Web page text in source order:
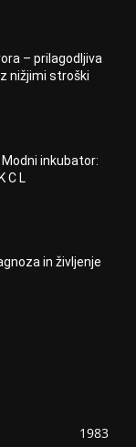
– prilagodljiva
nižjimi stroški
inkubator:
C L
in življenje
1983